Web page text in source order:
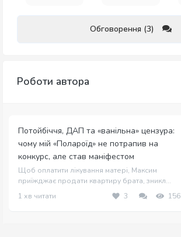
Обговорення (3)
Роботи автора
Потойбіччя, ДАП та «ванільна» цензура:
чому мій «Полароїд» не потрапив на
конкурс, але став маніфестом
Щоб оплатити лікування матері, Максим
приїжджає продати квартиру брата, зникл...
1 хв читати
3 156